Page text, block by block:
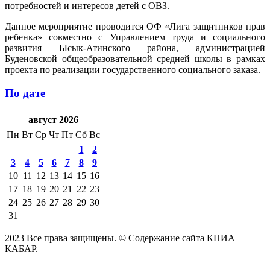
потребностей и интересов детей с ОВЗ.
Данное мероприятие проводится ОФ «Лига защитников прав
ребенка» совместно с Управлением труда и социального
развития Ысык-Атинского района, администрацией
Буденовской общеобразовательной средней школы в рамках
проекта по реализации государственного социального заказа.
По дате
август 2026
Пн Вт Ср Чт Пт Сб Вс
1
2
3
4 5 6 7 8
9
10 11 12 13 14 15 16
17 18 19 20 21 22 23
24 25 26 27 28 29 30
31
2023 Все права защищены. © Содержание сайта КНИА
КАБАР.